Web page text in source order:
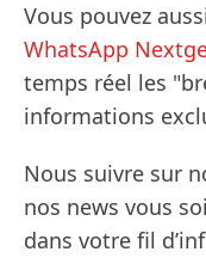
Vous pouvez
WhatsApp
temps réel les
informations
Nous suivre sur
nos news vous
dans votre fil